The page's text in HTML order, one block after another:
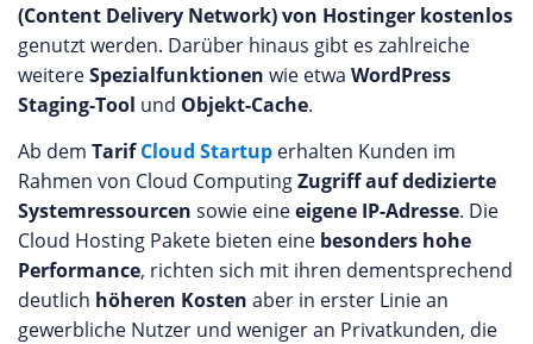
(Content Delivery Network) von Hostinger kostenlos
genutzt werden. Darüber hinaus gibt es zahlreiche
weitereSpezialfunktionen wie etwa WordPress
Staging-Tool und Objekt-Cache.
Ab dem TarifCloud Startup erhalten Kunden im
Rahmen von Cloud ComputingZugriff auf dedizierte
Systemressourcen sowie eineeigene IP-Adresse. Die
Cloud Hosting Pakete bieten eine besonders hohe
Performance, richten sich mit ihren dementsprechend
deutlich höheren Kosten aber in erster Linie an
gewerbliche Nutzer und weniger an Privatkunden, die